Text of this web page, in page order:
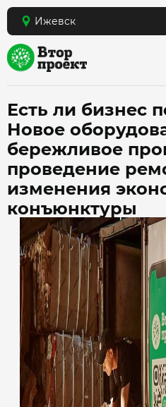
Ижевск
Есть ли бизнес
Новое
бережливое
проведение
изменения
конъюнктуры